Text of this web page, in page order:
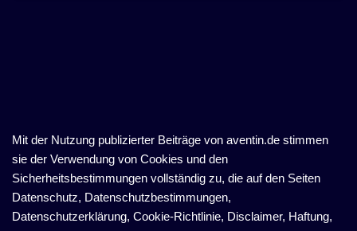
Mit der Nutzung publizierter Beiträge von aventin.de stimmen
sie der Verwendung von Cookies und den
Sicherheitsbestimmungen vollständig zu, die auf den Seiten
Datenschutz, Datenschutzbestimmungen,
Datenschutzerklärung, Cookie-Richtlinie, Disclaimer, Haftung,